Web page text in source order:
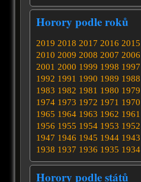
Horory podle roků
2019 2018 2017 2016 2015
2010 2009 2008 2007 2006
2001 2000 1999 1998 1997
1992 1991 1990 1989 1988
1983 1982 1981 1980 1979
1974 1973 1972 1971 1970
1965 1964 1963 1962 1961
1956 1955 1954 1953 1952
1947 1946 1945 1944 1943
1938 1937 1936 1935 1934
Horory podle států